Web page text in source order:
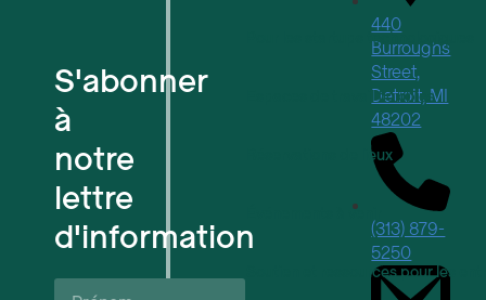
S'abonner
à
notre
lettre
d'information
Prénom*
Pour les startups technologiques
Espaces de travail flexibles
Réservations de lieux
Événements à venir
Soutien et ressources pour les
440
Burroughs
Street,
Detroit, MI
48202
(313) 879-
5250